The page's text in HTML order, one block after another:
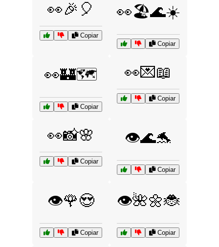
👀🎉🎈
Copiar
👀🏖️🌊☀️
Copiar
👀🏰🗺️
Copiar
👀💌📖
Copiar
👀📸🌸
Copiar
👁️🌊🐬
Copiar
👁️🌹😍
Copiar
👁️🌺🌼🐞
Copiar